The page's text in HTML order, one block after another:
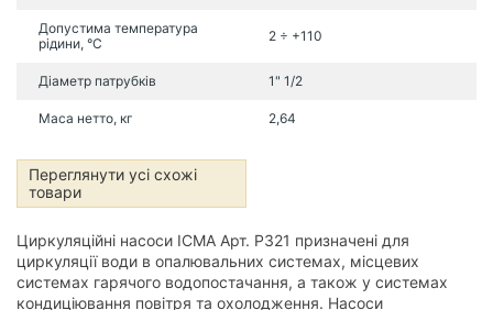
Допустима температура
рідини, °C
2 ÷ +110
Діаметр патрубків 1" 1/2
Маса нетто, кг 2,64
Переглянути усі схожі
товари
Циркуляційні насоси ICMA Арт. P321 призначені для
циркуляції води в опалювальних системах, місцевих
системах гарячого водопостачання, а також у системах
кондиціювання повітря та охолодження. Насоси